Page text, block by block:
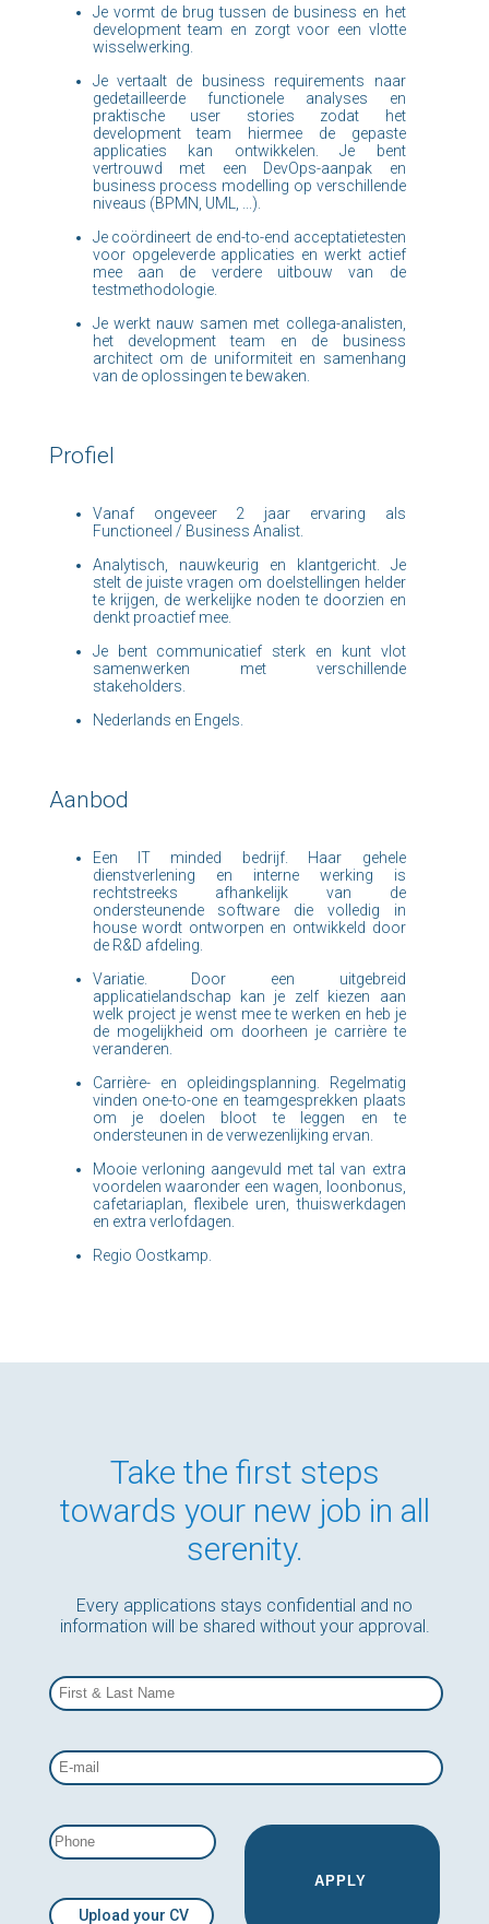
Je vormt de brug tussen de business en het
development team en zorgt voor een vlotte
wisselwerking.
Je vertaalt de business requirements naar
gedetailleerde functionele analyses en
praktische user stories zodat het
development team hiermee de gepaste
applicaties kan ontwikkelen. Je bent
vertrouwd met een DevOps-aanpak en
business process modelling op verschillende
niveaus (BPMN, UML, ...).
Je coördineert de end-to-end acceptatietesten
voor opgeleverde applicaties en werkt actief
mee aan de verdere uitbouw van de
testmethodologie.
Je werkt nauw samen met collega-analisten,
het development team en de business
architect om de uniformiteit en samenhang
van de oplossingen te bewaken.
Profiel
Vanaf ongeveer 2 jaar ervaring als
Functioneel / Business Analist.
Analytisch, nauwkeurig en klantgericht. Je
stelt de juiste vragen om doelstellingen helder
te krijgen, de werkelijke noden te doorzien en
denkt proactief mee.
Je bent communicatief sterk en kunt vlot
samenwerken met verschillende
stakeholders.
Nederlands en Engels.
Aanbod
Een IT minded bedrijf. Haar gehele
dienstverlening en interne werking is
rechtstreeks afhankelijk van de
ondersteunende software die volledig in
house wordt ontworpen en ontwikkeld door
de R&D afdeling.
Variatie. Door een uitgebreid
applicatielandschap kan je zelf kiezen aan
welk project je wenst mee te werken en heb je
de mogelijkheid om doorheen je carrière te
veranderen.
Carrière- en opleidingsplanning. Regelmatig
vinden one-to-one en teamgesprekken plaats
om je doelen bloot te leggen en te
ondersteunen in de verwezenlijking ervan.
Mooie verloning aangevuld met tal van extra
voordelen waaronder een wagen, loonbonus,
cafetariaplan, flexibele uren, thuiswerkdagen
en extra verlofdagen.
Regio Oostkamp.
Take the first steps
towards your new job in all
serenity.
Every applications stays confidential and no
information will be shared without your approval.
Upload your CV